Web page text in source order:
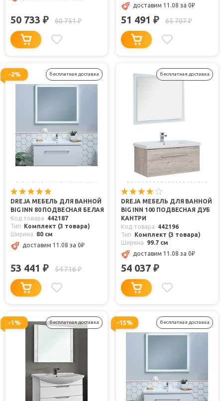
50 733 ₽ 60 751₽
доставим 11.08 за 0₽
51 491 ₽ 65 707₽
-2% бесплатная доставка
DREJA МЕБЕЛЬ ДЛЯ ВАННОЙ
BIG INN 80 ПОДВЕСНАЯ БЕЛАЯ
Код товара
442187
Тип
Комплект (3 товара)
Ширина
80 см
доставим 11.08 за 0₽
53 441 ₽ 54 716₽
бесплатная доставка
DREJA МЕБЕЛЬ ДЛЯ ВАННОЙ
BIG INN 100 ПОДВЕСНАЯ ДУБ
КАНТРИ
Код товара
442196
Тип
Комплект (3 товара)
Ширина
99.7 см
доставим 11.08 за 0₽
54 037 ₽
-1% бесплатная доставка -15% бесплатная доставка